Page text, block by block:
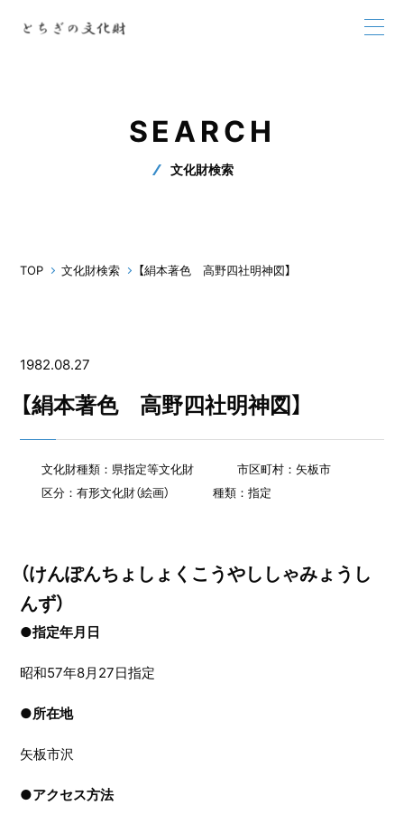
SEARCH
文化財検索
TOP 文化財検索 【絹本著色 高野四社明神図】
1982.08.27
【絹本著色 高野四社明神図】
文化財種類：県指定等文化財
市区町村：矢板市
区分：有形文化財（絵画）
種類：指定
（けんぽんちょしょくこうやししゃみょうし
んず）
●指定年月日
昭和57年8月27日指定
●所在地
矢板市沢
●アクセス方法